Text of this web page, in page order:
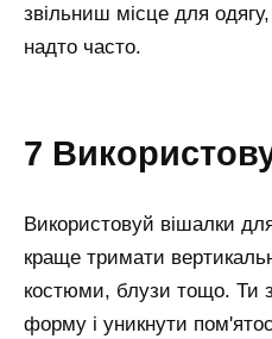
звільниш місце для
надто часто.
7
Використовуй вішалки
краще тримати
костюми, блузи тощо. Ти
форму і уникнути